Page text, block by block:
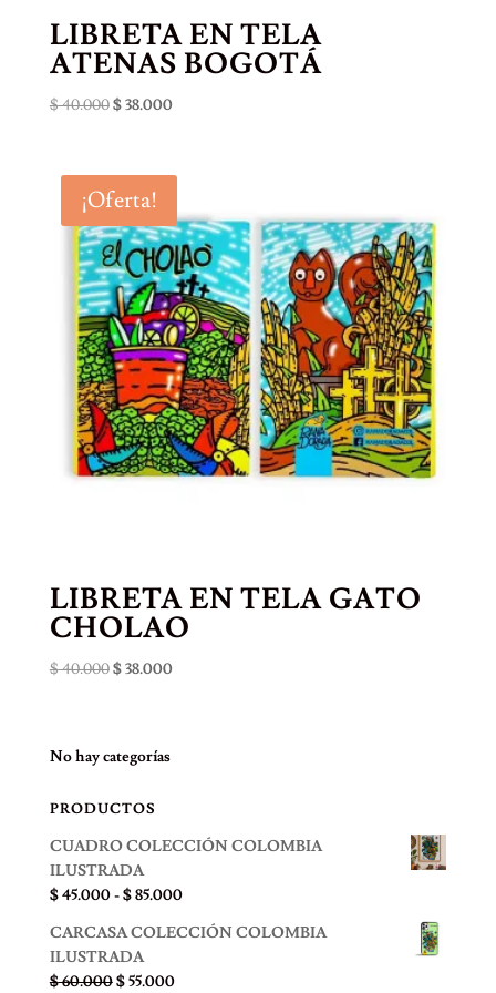
LIBRETA EN TELA
ATENAS BOGOTÁ
$40.000El
era:
$ 40.000.
$38.000El
es:
¡Oferta!
LIBRETA EN TELA GATO
CHOLAO
$40.000El
$ 40.000.
$38.000El
No hay categorías
PRODUCTOS
CUADRO COLECCIÓN COLOMBIA
ILUSTRADA
$45.000-$85.000Rango
precios:
CARCASA COLECCIÓN COLOMBIA
ILUSTRADA
$60.000El
$55.000El